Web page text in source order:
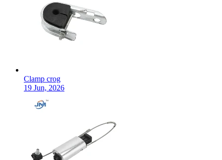
Clamp crog
19 Jun, 2026